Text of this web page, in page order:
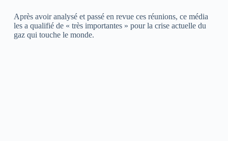
Après avoir analysé et passé en revue ces réunions, ce média
les a qualifié de « très importantes » pour la crise actuelle du
gaz qui touche le monde.